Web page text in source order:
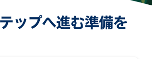
ップへ進む準備を